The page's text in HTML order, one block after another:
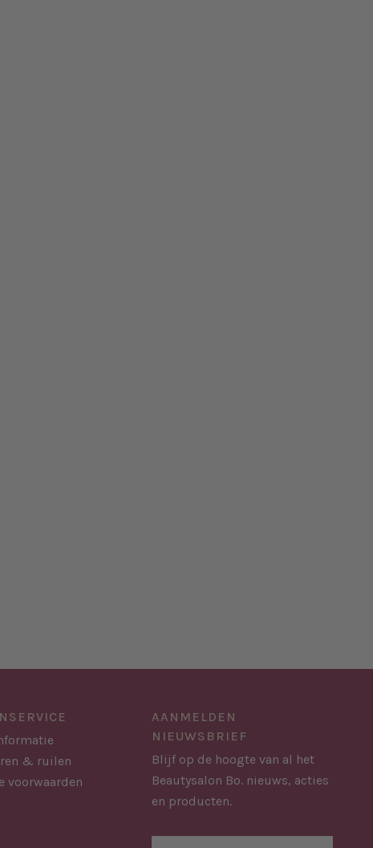
& ruilen
voorwaarden
AANMELDEN
NIEUWSBRIEF
Blijf op de hoogte van al het
Beautysalon Bo. nieuws, acties
en producten.